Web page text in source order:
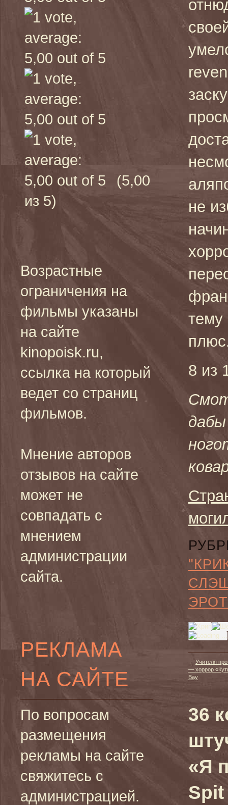
(5,00
из 5)
Возрастные
ограничения на
фильмы указаны
на сайте
kinopoisk.ru,
ссылка на который
ведет со страниц
фильмов.
Мнение авторов
отзывов на сайте
может не
совпадать с
мнением
администрации
сайта.
РЕКЛАМА
НА САЙТЕ
По вопросам
размещения
рекламы на сайте
свяжитесь с
администрацией.
не
тему
8 из
← Учителя
— хоррор
Bay
36
«Я
Spit